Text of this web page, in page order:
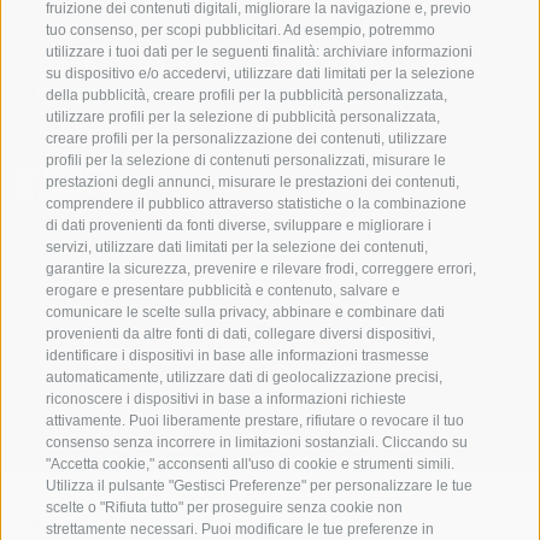
fruizione dei contenuti digitali, migliorare la navigazione e, previo
tuo consenso, per scopi pubblicitari. Ad esempio, potremmo
utilizzare i tuoi dati per le seguenti finalità: archiviare informazioni
su dispositivo e/o accedervi, utilizzare dati limitati per la selezione
della pubblicità, creare profili per la pubblicità personalizzata,
utilizzare profili per la selezione di pubblicità personalizzata,
creare profili per la personalizzazione dei contenuti, utilizzare
profili per la selezione di contenuti personalizzati, misurare le
prestazioni degli annunci, misurare le prestazioni dei contenuti,
comprendere il pubblico attraverso statistiche o la combinazione
di dati provenienti da fonti diverse, sviluppare e migliorare i
servizi, utilizzare dati limitati per la selezione dei contenuti,
garantire la sicurezza, prevenire e rilevare frodi, correggere errori,
erogare e presentare pubblicità e contenuto, salvare e
comunicare le scelte sulla privacy, abbinare e combinare dati
provenienti da altre fonti di dati, collegare diversi dispositivi,
identificare i dispositivi in base alle informazioni trasmesse
automaticamente, utilizzare dati di geolocalizzazione precisi,
riconoscere i dispositivi in base a informazioni richieste
attivamente. Puoi liberamente prestare, rifiutare o revocare il tuo
consenso senza incorrere in limitazioni sostanziali. Cliccando su
"Accetta cookie," acconsenti all'uso di cookie e strumenti simili.
Utilizza il pulsante "Gestisci Preferenze" per personalizzare le tue
scelte o "Rifiuta tutto" per proseguire senza cookie non
strettamente necessari. Puoi modificare le tue preferenze in
Soc. coop. turistica Val Casies-Monguelfo-Tesido in Alto Adige
S. Martino 10a I-39030 Val Casies
Sempre informati e aggiornati!
NEWSLETTER
Alloggi Temi Service